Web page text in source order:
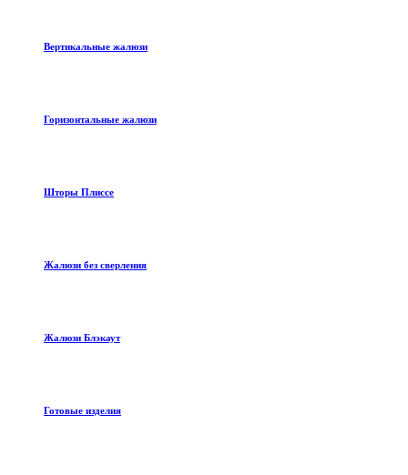
Вертикальные жалюзи
Горизонтальные жалюзи
Шторы Плиссе
Жалюзи без сверления
Жалюзи Блэкаут
Готовые изделия